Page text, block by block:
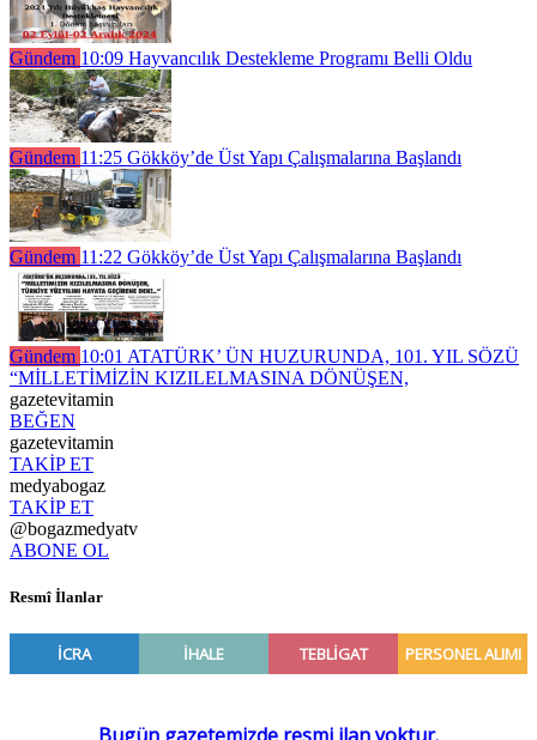
Gündem 10:09 Hayvancılık Destekleme Programı Belli Oldu
Gündem 11:25 Gökköy’de Üst Yapı Çalışmalarına Başlandı
Gündem 11:22 Gökköy’de Üst Yapı Çalışmalarına Başlandı
Gündem 10:01 ATATÜRK’ ÜN HUZURUNDA, 101. YIL SÖZÜ
“MİLLETİMİZİN KIZILELMASINA DÖNÜŞEN,
gazetevitamin
BEĞEN
gazetevitamin
TAKİP ET
medyabogaz
TAKİP ET
@bogazmedyatv
ABONE OL
Resmî İlanlar